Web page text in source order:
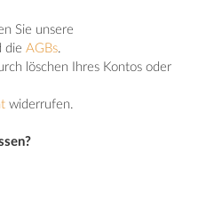
Sie unsere
die AGBs.
löschen Ihres Kontos oder
widerrufen.